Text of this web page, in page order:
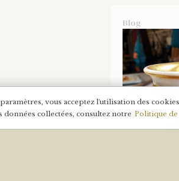
Blog
vous acceptez l'utilisation des
collectées, consultez notre Politique